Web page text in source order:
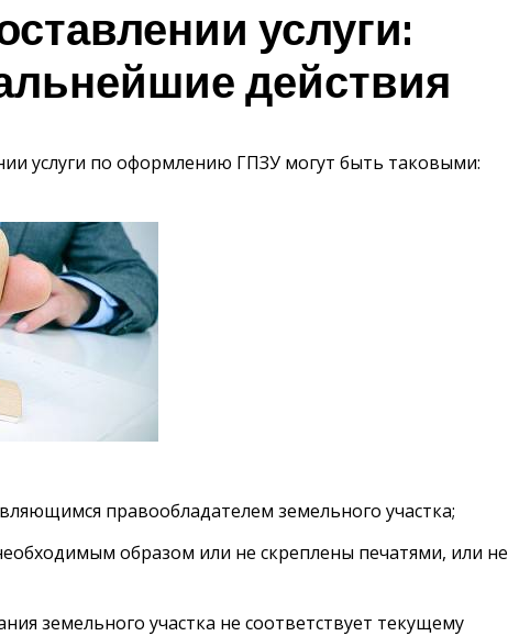
услуги:
действия
услуги по оформлению ГПЗУ могут быть таковыми:
правообладателем земельного участка;
образом или не скреплены печатями, или не
земельного участка не соответствует текущему